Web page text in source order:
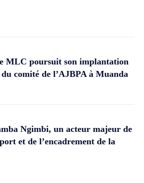
MLC poursuit son implantation
comité de l’AJBPA à Muanda
Ngimbi, un acteur majeur de
et de l’encadrement de la